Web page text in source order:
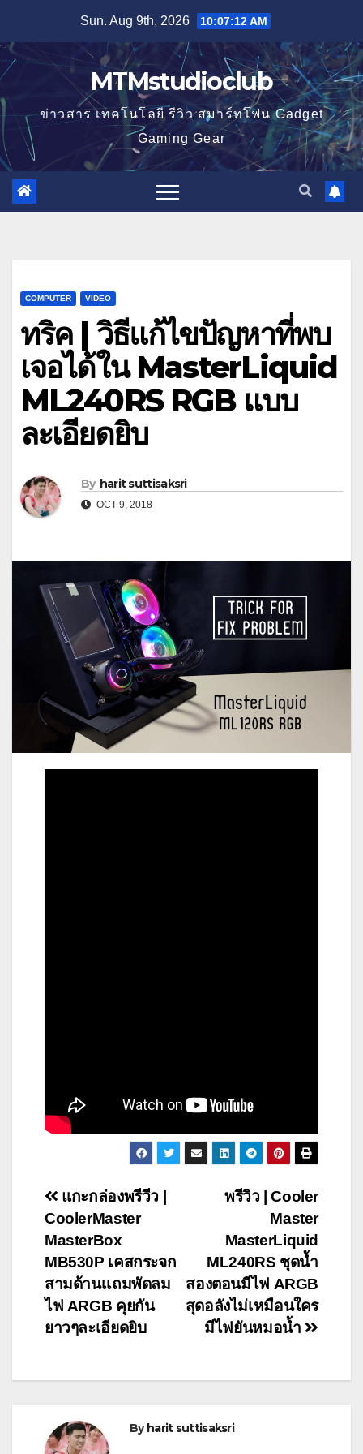
content
Sun. Aug 9th, 2026 10:07:12 AM
MTMstudioclub
ข่าวสาร เทคโนโลยี รีวิว สมาร์ทโฟน Gadget
Gaming Gear
COMPUTER VIDEO
ทริค | วิธีแก้ไขปัญหาที่พบ
เจอได้ใน MasterLiquid
ML240RS RGB แบบ
ละเอียดยิบ
By harit suttisaksri
OCT 9, 2018
Post
navigation
พรีวิว | Cooler
Master
MasterLiquid
ML240RS ชุดน้ำ
สองตอนมีไฟ ARGB
สุดอลังไม่เหมือนใคร
มีไฟยันหมอน้ำ
แกะกล่องพรีวีว |
CoolerMaster
MasterBox
MB530P เคสกระจก
สามด้านเเถมพัดลม
ไฟ ARGB คุยกัน
ยาวๆละเอียดยิบ
Byharit suttisaksri